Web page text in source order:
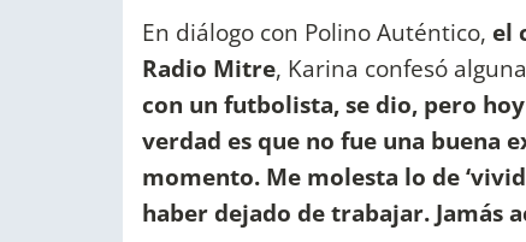
En diálogo con Polino Auténtico, el
Radio Mitre, Karina confesó
con un futbolista, se dio, pero
verdad es que no fue una buena
momento. Me molesta lo de
haber dejado de trabajar. Jamás